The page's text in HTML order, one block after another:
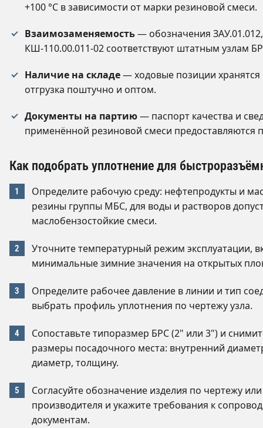
+100 °C в зависимости от марки резиновой смеси.
Взаимозаменяемость— обозначения
КШ-110.00.011-02 соответствуют штатным узлам
Наличие на складе— ходовые позиции хранятся
отгрузка поштучно и оптом.
Документы на партию— паспорт качества и
применённой резиновой смеси предоставляются
Как подобрать уплотнение для
Определите рабочую среду: нефтепродукты и
резины группы МБС, для воды и растворов
маслобензостойкие смеси.
Уточните температурный режим эксплуатации,
минимальные зимние значения на открытых
Определите рабочее давление в линии и тип
выбрать профиль уплотнения по чертежу узла.
Сопоставьте типоразмер БРС (2" или 3") и
размеры посадочного места: внутренний
диаметр, толщину.
Согласуйте обозначение изделия по чертежу или
производителя и укажите требования к
документам.